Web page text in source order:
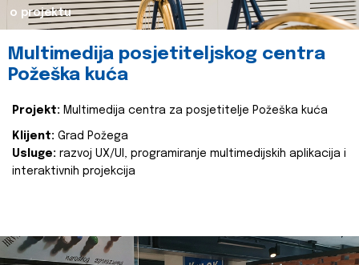
o projektu
Multimedija posjetiteljskog centra
Požeška kuća
Projekt: Multimedija centra za posjetitelje Požeška kuća
Klijent: Grad Požega
Usluge: razvoj UX/UI, programiranje multimedijskih aplikacija i
interaktivnih projekcija